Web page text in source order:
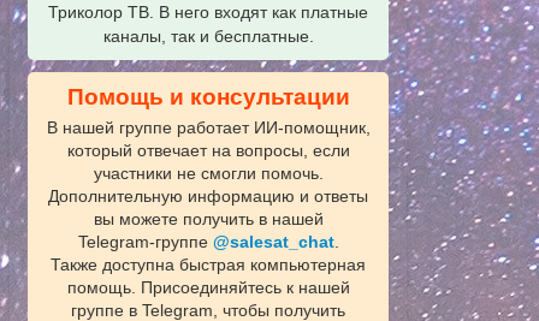
Триколор ТВ. В него входят как платные
каналы, так и бесплатные.
Помощь и консультации
В нашей группе работает ИИ‑помощник,
который отвечает на вопросы, если
участники не смогли помочь.
Дополнительную информацию и ответы
вы можете получить в нашей
Telegram‑группе @salesat_chat.
Также доступна быстрая компьютерная
помощь. Присоединяйтесь к нашей
группе в Telegram, чтобы получить